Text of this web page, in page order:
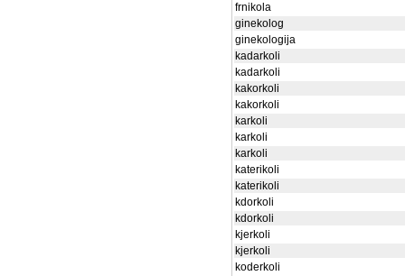
frnikola
ginekolog
ginekologija
kadarkoli
kadarkoli
kakorkoli
kakorkoli
karkoli
karkoli
karkoli
katerikoli
katerikoli
kdorkoli
kdorkoli
kjerkoli
kjerkoli
koderkoli